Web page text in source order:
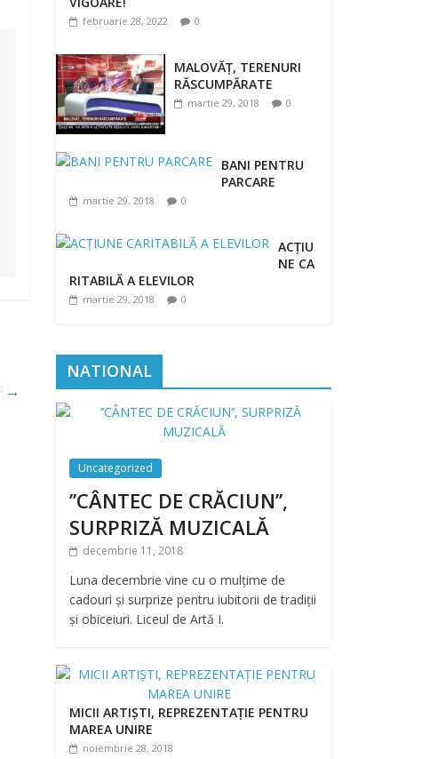
→
februarie 28, 2022 0
februarie 28, 2022 0
MALOVĂȚ, TERENURI
RĂSCUMPĂRATE
martie 29, 2018 0
BANI PENTRU
PARCARE
martie 29, 2018 0
ACȚIU
NE CA
RITABILĂ A ELEVILOR
martie 29, 2018 0
NATIONAL
Uncategorized
’’CÂNTEC DE CRĂCIUN’’,
SURPRIZĂ MUZICALĂ
decembrie 11, 2018
Luna decembrie vine cu o mulțime de
cadouri și surprize pentru iubitorii de tradiții
și obiceiuri. Liceul de Artă I.
MICII ARTIȘTI, REPREZENTAȚIE PENTRU
MAREA UNIRE
noiembrie 28, 2018